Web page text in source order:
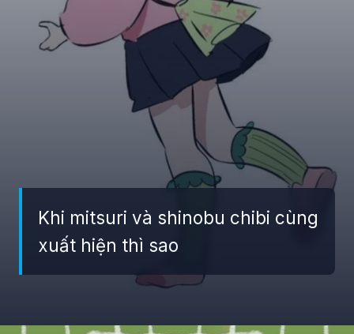
Khi mitsuri và shinobu chibi cùng
xuất hiện thì sao